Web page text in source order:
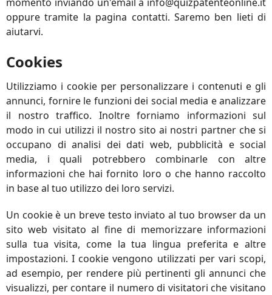
oppure tramite la pagina contatti. Saremo ben lieti di
aiutarvi.
Cookies
Utilizziamo i cookie per personalizzare i contenuti e gli
annunci, fornire le funzioni dei social media e analizzare
il nostro traffico. Inoltre forniamo informazioni sul
modo in cui utilizzi il nostro sito ai nostri partner che si
occupano di analisi dei dati web, pubblicità e social
media, i quali potrebbero combinarle con altre
informazioni che hai fornito loro o che hanno raccolto
in base al tuo utilizzo dei loro servizi.
Un cookie è un breve testo inviato al tuo browser da un
sito web visitato al fine di memorizzare informazioni
sulla tua visita, come la tua lingua preferita e altre
impostazioni. I cookie vengono utilizzati per vari scopi,
ad esempio, per rendere più pertinenti gli annunci che
visualizzi, per contare il numero di visitatori che visitano